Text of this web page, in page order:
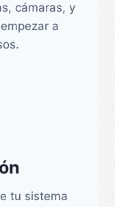
cámaras, y
a
tu sistema